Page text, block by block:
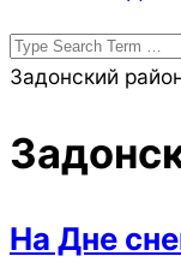
Search
Задонский
На Дне